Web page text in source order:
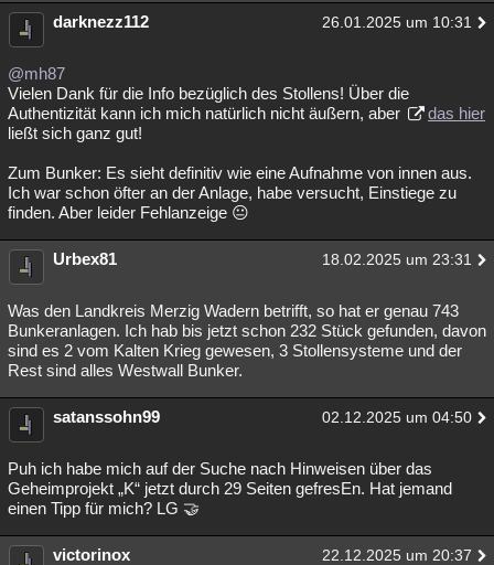
darknezz112 26.01.2025 um 10:31
@mh87
Vielen Dank für die Info bezüglich des Stollens! Über die
Authentizität kann ich mich natürlich nicht äußern, aber
das hier
ließt sich ganz gut!
Zum Bunker: Es sieht definitiv wie eine Aufnahme von innen aus.
Ich war schon öfter an der Anlage, habe versucht, Einstiege zu
finden. Aber leider Fehlanzeige 😐
Urbex81 18.02.2025 um 23:31
Was den Landkreis Merzig Wadern betrifft, so hat er genau 743
Bunkeranlagen. Ich hab bis jetzt schon 232 Stück gefunden, davon
sind es 2 vom Kalten Krieg gewesen, 3 Stollensysteme und der
Rest sind alles Westwall Bunker.
satanssohn99 02.12.2025 um 04:50
Puh ich habe mich auf der Suche nach Hinweisen über das
Geheimprojekt „K“ jetzt durch 29 Seiten gefresEn. Hat jemand
einen Tipp für mich? LG 🤝
victorinox 22.12.2025 um 20:37